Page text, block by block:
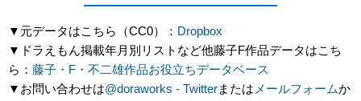
▼元データはこちら（CC0）： Dropbox
▼ドラえもん掲載年月別リストなど他藤子F作品データはこち
ら： 藤子・F・不二雄作品お役立ちデータベース
▼お問い合わせは@doraworks - Twitterまたは メールフォームか